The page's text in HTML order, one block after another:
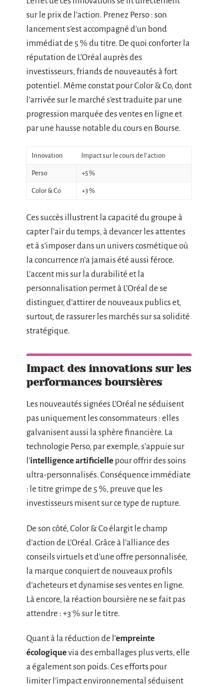
sur le prix de l’action. Prenez Perso : son
lancement s’est accompagné d’un bond
immédiat de 5 % du titre. De quoi conforter la
réputation de L’Oréal auprès des
investisseurs, friands de nouveautés à fort
potentiel. Même constat pour Color & Co, dont
l’arrivée sur le marché s’est traduite par une
progression marquée des ventes en ligne et
par une hausse notable du cours en Bourse.
Innovation Impact sur le cours de l’action
Perso +5 %
Color & Co +3 %
Ces succès illustrent la capacité du groupe à
capter l’air du temps, à devancer les attentes
et à s’imposer dans un univers cosmétique où
la concurrence n’a jamais été aussi féroce.
L’accent mis sur la durabilité et la
personnalisation permet à L’Oréal de se
distinguer, d’attirer de nouveaux publics et,
surtout, de rassurer les marchés sur sa solidité
stratégique.
Impact des innovations sur les
performances boursières
Les nouveautés signées L’Oréal ne séduisent
pas uniquement les consommateurs : elles
galvanisent aussi la sphère financière. La
technologie Perso, par exemple, s’appuie sur
l’intelligence artificielle pour offrir des soins
ultra-personnalisés. Conséquence immédiate
: le titre grimpe de 5 %, preuve que les
investisseurs misent sur ce type de rupture.
De son côté, Color & Co élargit le champ
d’action de L’Oréal. Grâce à l’alliance des
conseils virtuels et d’une offre personnalisée,
la marque conquiert de nouveaux profils
d’acheteurs et dynamise ses ventes en ligne.
Là encore, la réaction boursière ne se fait pas
attendre : +3 % sur le titre.
Quant à la réduction de l’empreinte
écologiquevia des emballages plus verts, elle
a également son poids. Ces efforts pour
limiter l’impact environnemental séduisent